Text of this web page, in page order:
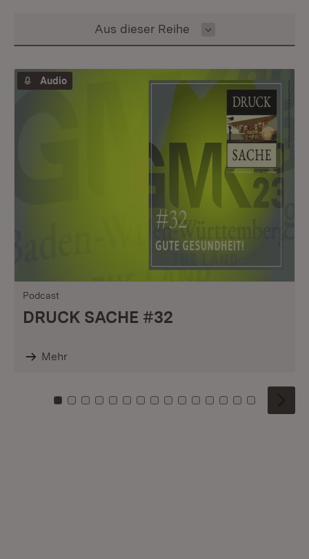
Inhalt auswählen
Aus dieser Reihe
Audio
Podcast
DRUCK SACHE #32
Mehr
Zu Kachel: 0
Zu Kachel: 1
Zu Kachel: 2
Zu Kachel: 3
Zu Kachel: 4
Zu Kachel: 5
Zu Kachel: 6
Zu Kachel: 7
Zu Kachel: 8
Zu Kachel: 9
Zu Kachel: 10
Zu Kachel: 11
Zu Kachel: 12
Zu Kachel:
Zu